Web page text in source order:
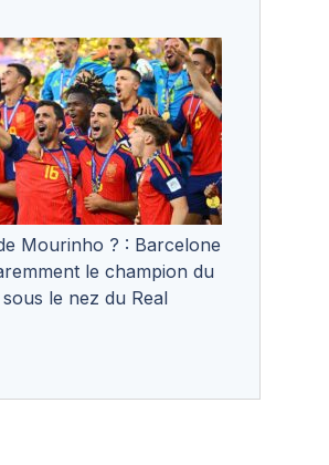
Mourinho ? : Barcelone
le champion du
le nez du Real